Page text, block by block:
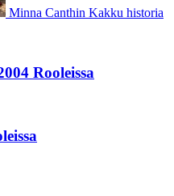
Minna Canthin Kakku historia
Rooleissa